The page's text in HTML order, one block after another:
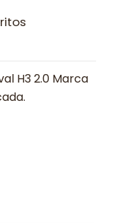
H3 2.0 Marca
2019,